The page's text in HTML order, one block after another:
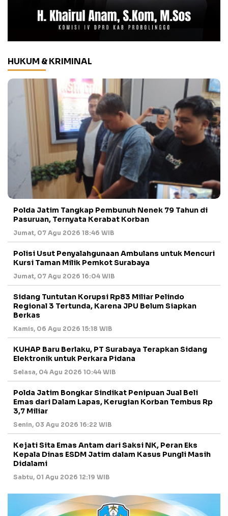
HUKUM & KRIMINAL
Polda Jatim Tangkap Pembunuh Nenek 79 Tahun di
Pasuruan, Ternyata Kerabat Korban
Jumat, 07 Agu 2026 18:46 WIB
Polisi Usut Penyalahgunaan Ambulans untuk Mencuri
Kursi Taman Milik Pemkot Surabaya
Jumat, 07 Agu 2026 16:04 WIB
Sidang Tuntutan Korupsi Rp83 Miliar Pelindo
Regional 3 Tertunda, Karena JPU Belum Siapkan
Berkas
Kamis, 06 Agu 2026 15:18 WIB
KUHAP Baru Berlaku, PT Surabaya Terapkan Sidang
Elektronik untuk Perkara Pidana
Selasa, 04 Agu 2026 10:44 WIB
Polda Jatim Bongkar Sindikat Penipuan Jual Beli
Emas dari Dalam Lapas, Kerugian Korban Tembus Rp
3,7 Miliar
Senin, 03 Agu 2026 16:22 WIB
Kejati Sita Emas Antam dari Saksi NK, Peran Eks
Kepala Dinas ESDM Jatim dalam Kasus Pungli Masih
Didalami
Sabtu, 01 Agu 2026 12:19 WIB